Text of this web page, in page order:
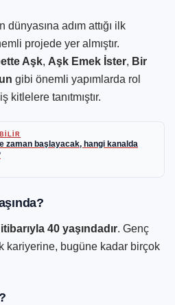
adım attığı ilk
projede yer almıştır.
Aşk, Aşk Emek İster, Bir
gibi önemli yapımlarda rol
kitlelere tanıtmıştır.
zaman başlayacak, hangi kanalda
itibarıyla 40 yaşındadır. Genç
kariyerine, bugüne kadar birçok